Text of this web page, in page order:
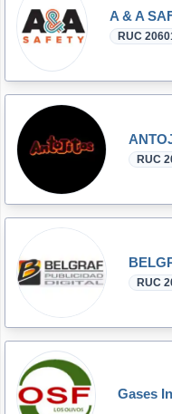
RUC
RUC
RUC